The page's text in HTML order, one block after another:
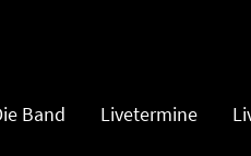
Band Livetermine